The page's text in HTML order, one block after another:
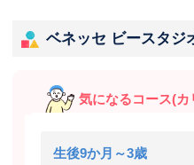
ベネッセ ビースタジ
気になるコース(
生後9か月～3歳